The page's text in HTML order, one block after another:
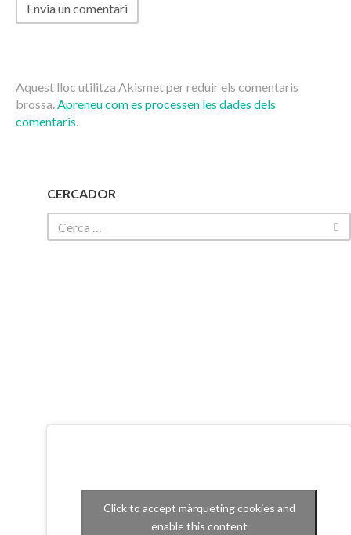
Aquest lloc utilitza Akismet per reduir els comentaris
brossa.Apreneu com es processen les dades dels
comentaris.
CERCADOR
Click to accept màrqueting cookies and
enable this content